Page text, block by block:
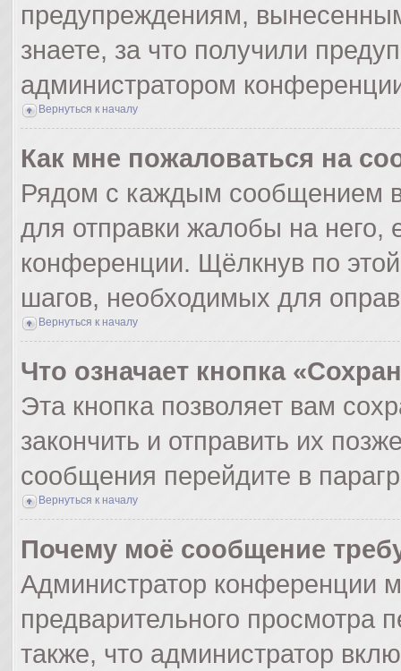
предупреждениям,
знаете, за что получили
администратором
Вернуться к началу
Как мне пожаловаться на
Рядом с каждым сообщением
для отправки жалобы на него,
конференции. Щёлкнув по
шагов, необходимых для
Вернуться к началу
Что означает кнопка
Эта кнопка позволяет вам
закончить и отправить их
сообщения перейдите в
Вернуться к началу
Почему моё сообщение
Администратор конференции
предварительного просмотра
также, что администратор